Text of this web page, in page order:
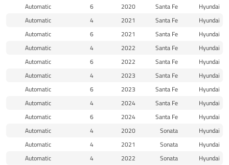
Hyundai
Santa Fe
2020
6
Automatic
Hyundai
Santa Fe
2021
4
Automatic
Hyundai
Santa Fe
2021
6
Automatic
Hyundai
Santa Fe
2022
4
Automatic
Hyundai
Santa Fe
2022
6
Automatic
Hyundai
Santa Fe
2023
4
Automatic
Hyundai
Santa Fe
2023
6
Automatic
Hyundai
Santa Fe
2024
4
Automatic
Hyundai
Santa Fe
2024
6
Automatic
Hyundai
Sonata
2020
4
Automatic
Hyundai
Sonata
2021
4
Automatic
Hyundai
Sonata
2022
4
Automatic